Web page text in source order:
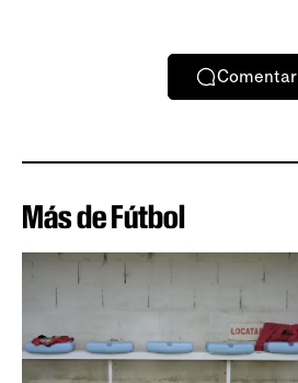
Comentar
Más de Fútbol